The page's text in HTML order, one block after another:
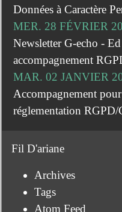
Données à Caractère
MER. 28 FÉVRIER
Newsletter G-echo -
accompagnement
MAR. 02 JANVIER
Accompagnement
réglementation RGPD/
Fil D'ariane
Archives
Tags
Atom Feed